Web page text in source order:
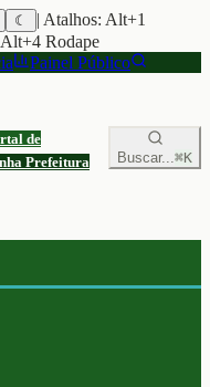
☾
| Atalhos: Alt+1
Rodape
Painel Público
de
Prefeitura Buscar...⌘K